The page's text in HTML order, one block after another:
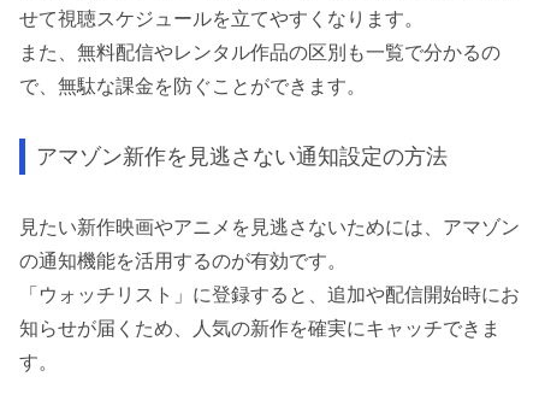
せて視聴スケジュールを立てやすくなります。
また、無料配信やレンタル作品の区別も一覧で分かるの
で、無駄な課金を防ぐことができます。
アマゾン新作を見逃さない通知設定の方法
見たい新作映画やアニメを見逃さないためには、アマゾン
の通知機能を活用するのが有効です。
「ウォッチリスト」に登録すると、追加や配信開始時にお
知らせが届くため、人気の新作を確実にキャッチできま
す。